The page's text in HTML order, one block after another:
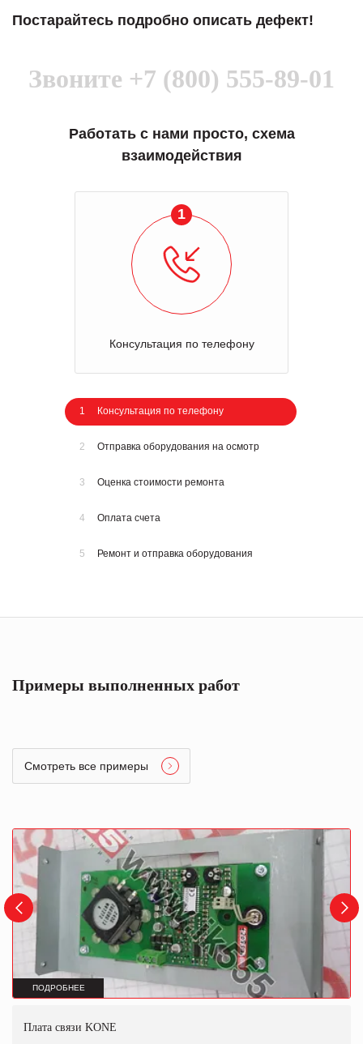
Постарайтесь подробно описать дефект!
Звоните +7 (800) 555-89-01
Работать с нами просто, схема
взаимодействия
1
Консультация по телефону
1 Консультация по телефону
2 Отправка оборудования на осмотр
3 Оценка стоимости ремонта
4 Оплата счета
5 Ремонт и отправка оборудования
Примеры выполненных работ
Смотреть все примеры
ПОДРОБНЕЕ
Плата связи KONE